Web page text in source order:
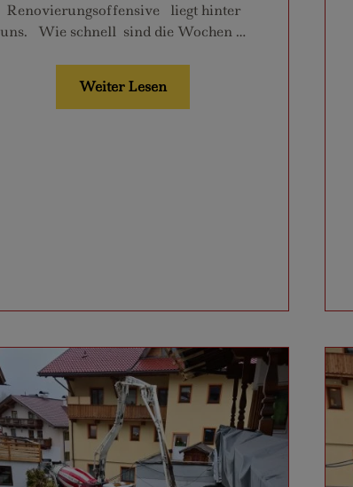
Renovierungsoffensive liegt hinter
uns. Wie schnell sind die Wochen …
Weiter Lesen